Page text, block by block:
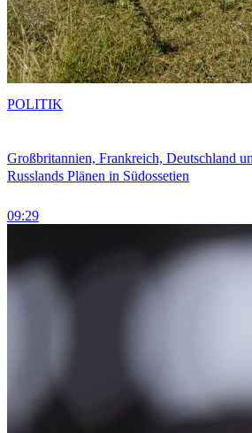
Großbritannien, Frankreich, Deutschland
Russlands Plänen in Südossetien
09:29
POLITIK